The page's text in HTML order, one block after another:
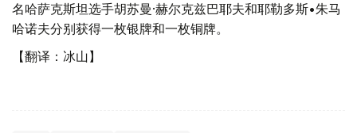
名哈萨克斯坦选手胡苏曼·赫尔克兹巴耶夫和耶勒多斯•朱马
哈诺夫分别获得一枚银牌和一枚铜牌。
【翻译：冰山】